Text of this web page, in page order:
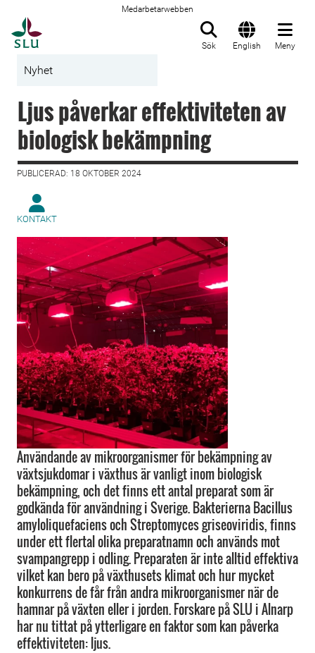
Medarbetarwebben
Sök English Meny
Nyhet
Ljus påverkar effektiviteten av
biologisk bekämpning
PUBLICERAD: 18 OKTOBER 2024
KONTAKT
Användande av mikroorganismer för bekämpning av
växtsjukdomar i växthus är vanligt inom biologisk
bekämpning, och det finns ett antal preparat som är
godkända för användning i Sverige. Bakterierna Bacillus
amyloliquefaciens och Streptomyces griseoviridis, finns
under ett flertal olika preparatnamn och används mot
svampangrepp i odling. Preparaten är inte alltid effektiva
vilket kan bero på växthusets klimat och hur mycket
konkurrens de får från andra mikroorganismer när de
hamnar på växten eller i jorden. Forskare på SLU i Alnarp
har nu tittat på ytterligare en faktor som kan påverka
effektiviteten: ljus.